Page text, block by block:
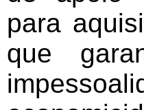
para
que